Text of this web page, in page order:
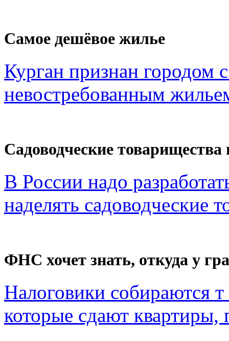
Самое дешёвое жилье
Курган признан
невостребованным
Садоводческие
В России надо
наделять садоводческие
ФНС хочет знать, откуда у
Налоговики собираются
которые сдают квартиры,